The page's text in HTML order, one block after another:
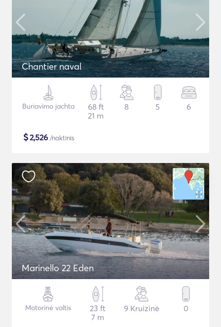
Chantier naval
Buriavimo jachta
68 ft
21 m
8 5 6
$2,526 /naktinis
Marinello 22 Eden
Motorinė valtis
23 ft
7 m
9 Kruizinė 0